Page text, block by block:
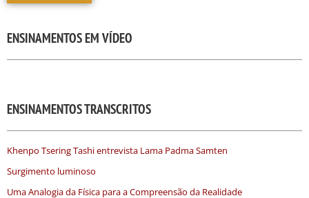
ENSINAMENTOS EM VÍDEO
ENSINAMENTOS TRANSCRITOS
Khenpo Tsering Tashi entrevista Lama Padma Samten
Surgimento luminoso
Uma Analogia da Física para a Compreensão da Realidade